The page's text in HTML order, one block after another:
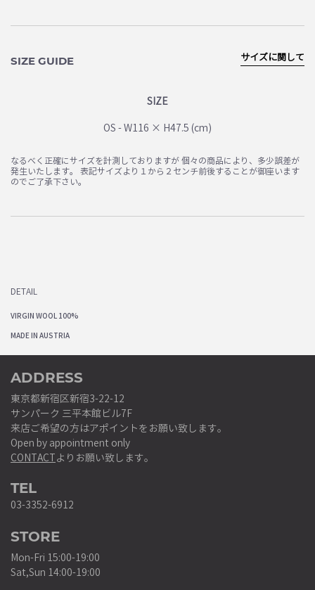
SIZE GUIDE
SIZE
OS - W116 × H47.5 (cm)
サイズに関して
なるべく正確にサイズを計測しておりますが 個々の商品により、多少誤差が
発生いたします。 表記サイズより１から２センチ前後することが御座います
のでご了承下さい。
DETAIL
VIRGIN WOOL 100%
MADE IN AUSTRIA
ADDRESS
東京都新宿区新宿3-22-12
サンパーク 三平本館ビル7F
来店ご希望の方はアポイントをお願い致します。
Open by appointment only
CONTACTよりお願い致します。
TEL
03-3352-6912
STORE
Mon-Fri 15:00-19:00
Sat,Sun 14:00-19:00